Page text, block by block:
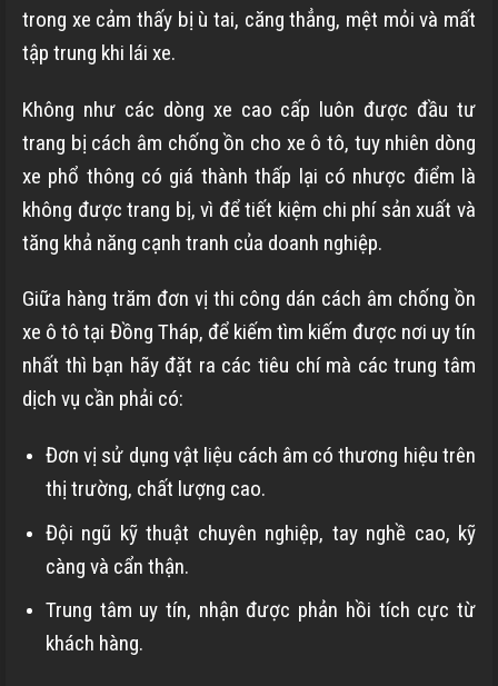
trong xe cảm thấy bị ù tai, căng thẳng, mệt mỏi và mất
tập trung khi lái xe.
Không như các dòng xe cao cấp luôn được đầu tư
trang bị cách âm chống ồn cho xe ô tô, tuy nhiên dòng
xe phổ thông có giá thành thấp lại có nhược điểm là
không được trang bị, vì để tiết kiệm chi phí sản xuất và
tăng khả năng cạnh tranh của doanh nghiệp.
Giữa hàng trăm đơn vị thi công dán cách âm chống ồn
xe ô tô tại Đồng Tháp, để kiếm tìm kiếm được nơi uy tín
nhất thì bạn hãy đặt ra các tiêu chí mà các trung tâm
dịch vụ cần phải có:
Đơn vị sử dụng vật liệu cách âm có thương hiệu trên
thị trường, chất lượng cao.
Đội ngũ kỹ thuật chuyên nghiệp, tay nghề cao, kỹ
càng và cẩn thận.
Trung tâm uy tín, nhận được phản hồi tích cực từ
khách hàng.